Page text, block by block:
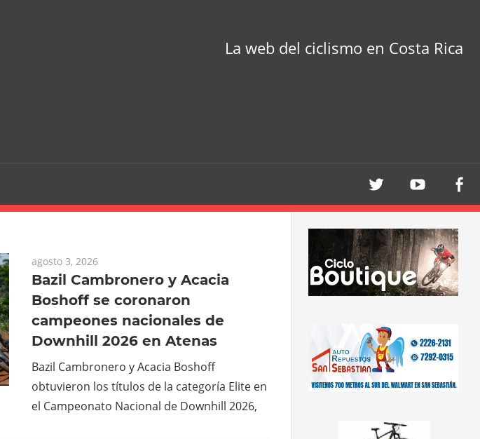
La web del ciclismo en Costa Rica
agosto 3, 2026
Bazil Cambronero y Acacia
Boshoff se coronaron
campeones nacionales de
Downhill 2026 en Atenas
Bazil Cambronero y Acacia Boshoff
obtuvieron los títulos de la categoría Elite en
el Campeonato Nacional de Downhill 2026,